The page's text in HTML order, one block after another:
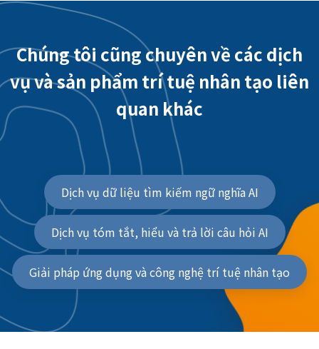
Chúng tôi cũng chuyên về các dịch
vụ và sản phẩm trí tuệ nhân tạo liên
quan khác
Dịch vụ dữ liệu tìm kiếm ngữ nghĩa AI
Dịch vụ tóm tắt, hiểu và trả lời câu hỏi AI
Giải pháp ứng dụng và công nghệ trí tuệ nhân tạo